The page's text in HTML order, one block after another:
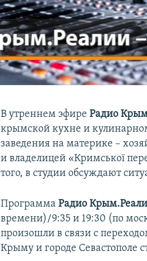
В утреннем эфиреРадио
крымской кухне и
заведения на материке –
и владелицей «Кримської
того, в студии обсуждают
ПрограммаРадио
времени)/9:35 и 19:30 (по
произошли в связи с
Крыму и городе Севастополе